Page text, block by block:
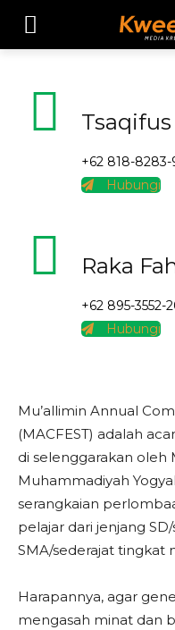
Mu’allimin Annual
(MACFEST) adalah
di selenggarakan oleh
Muhammadiyah
serangkaian
pelajar dari jenjang
SMA/sederajat tingkat
Harapannya, agar
mengasah minat dan
Tsaqifus
+62 818-8283-
Hubungi
Raka
+62 895-3552-
Hubungi